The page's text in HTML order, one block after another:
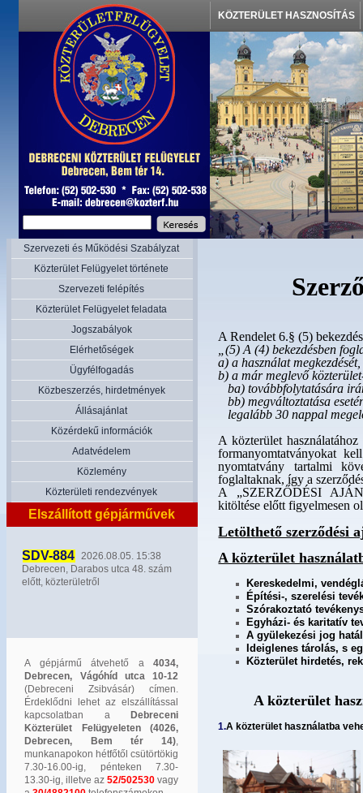
KÖZTERÜLET HASZNOSÍTÁS
Szervezeti és Működési Szabályzat
Közterület Felügyelet története
Szervezeti felépítés
Közterület Felügyelet feladata
Jogszabályok
Elérhetőségek
Ügyfélfogadás
Közbeszerzés, hirdetmények
Állásajánlat
Közérdekű információk
Adatvédelem
Közlemény
Közterületi rendezvények
Elszállított gépjárművek
SDV-884
2026.08.05. 15:38
Debrecen, Darabos utca 48. szám
előtt, közterületről
A gépjármű átvehető a4034,
Debrecen, Vágóhíd utca 10-12
(Debreceni Zsibvásár) címen.
Érdeklődni lehet az elszállítással
kapcsolatban a
Debreceni
Közterület Felügyeleten (4026,
Debrecen, Bem tér 14),
munkanapokon hétfőtől csütörtökig
7.30-16.00-ig, pénteken 7.30-
13.30-ig, illetve az52/502530 vagy
A Rendelet 6.§ (5)
„(5) A (4) bekezdésben
a) a használat megkezdését,
b) a már meglevő
ba) továbbfolytatására
bb) megváltoztatása
legalább 30 nappal
A közterület
formanyomtatványokat
nyomtatvány tartalmi
foglaltaknak, így a
A „SZERZŐDÉSI
kitöltése előtt figyelmesen
Letölthető szerződési
A közterület
Kereskedelmi,
Építési-, szerelési
Szórakoztató
Egyházi- és karitatív
A gyülekezési jog
Ideiglenes tárolás, s
Közterület hirdetés,
A közterület
1.A közterület használatba